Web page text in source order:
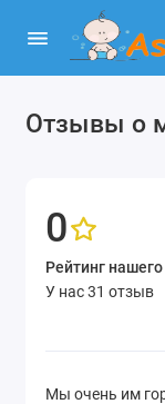
Отзывы о
0
Рейтинг
У нас 31 отзыв
Мы очень им